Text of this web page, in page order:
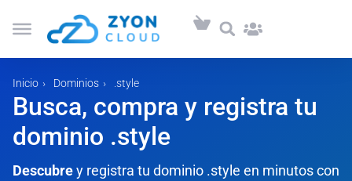
Inicio Dominios .style
Busca, compra y registra tu
dominio .style
Descubrey registra tu dominio .style en minutos con